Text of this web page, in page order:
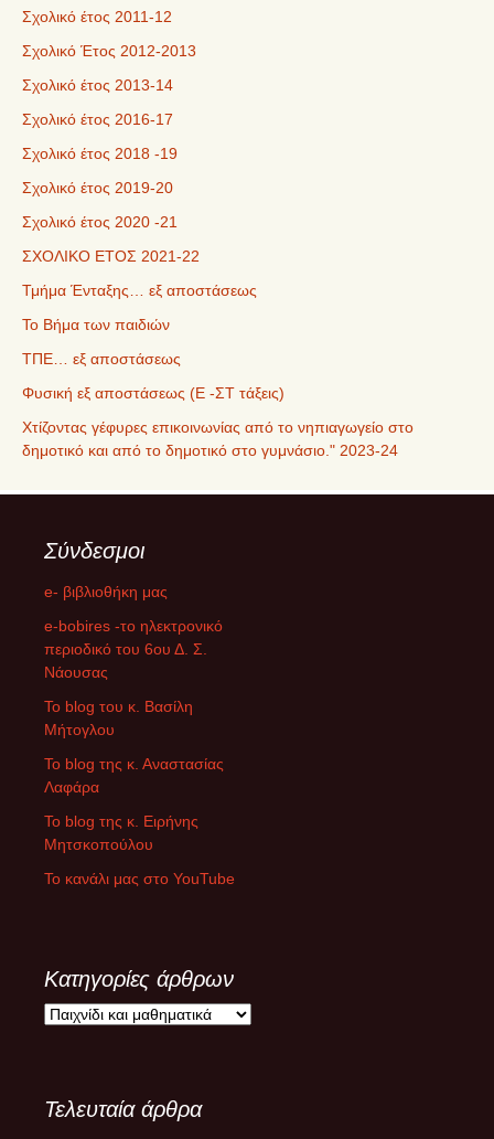
Σχολικό έτος 2011-12
Σχολικό Έτος 2012-2013
Σχολικό έτος 2013-14
Σχολικό έτος 2016-17
Σχολικό έτος 2018 -19
Σχολικό έτος 2019-20
Σχολικό έτος 2020 -21
ΣΧΟΛΙΚΟ ΕΤΟΣ 2021-22
Τμήμα Ένταξης… εξ αποστάσεως
Το Βήμα των παιδιών
ΤΠΕ… εξ αποστάσεως
Φυσική εξ αποστάσεως (Ε -ΣΤ τάξεις)
Χτίζοντας γέφυρες επικοινωνίας από το νηπιαγωγείο στο
δημοτικό και από το δημοτικό στο γυμνάσιο." 2023-24
Σύνδεσμοι
e- βιβλιοθήκη μας
e-bobires -το ηλεκτρονικό
περιοδικό του 6ου Δ. Σ.
Νάουσας
To blog του κ. Βασίλη
Μήτογλου
Το blog της κ. Αναστασίας
Λαφάρα
Το blog της κ. Ειρήνης
Μητσκοπούλου
Το κανάλι μας στο YouTube
Κατηγορίες άρθρων
Κ
γ
Τελευταία άρθρα